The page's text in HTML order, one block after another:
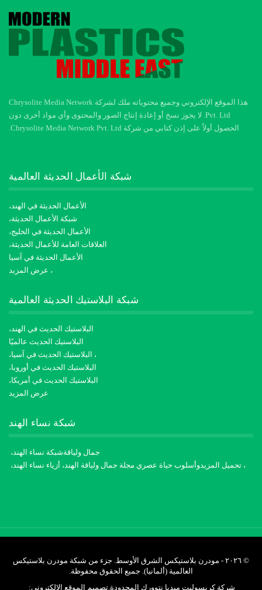
هذا الموقع الإلكتروني وجميع محتوياته ملك لشركة Chrysolite Media Network
Pvt. Ltd. لا يجوز نسخ أو إعادة إنتاج الصور والمحتوى وأي مواد أخرى دون
الحصول أولاً على إذن كتابي من شركة Chrysolite Media Network Pvt. Ltd.
شبكة الأعمال الحديثة العالمية
الأعمال الحديثة في الهند،
شبكة الأعمال الحديثة،
الأعمال الحديثة في الخليج،
العلاقات العامة للأعمال الحديثة،
الأعمال الحديثة في آسيا
، عرض المزيد
شبكة البلاستيك الحديثة العالمية
البلاستيك الحديث في الهند،
البلاستيك الحديث عالميًا
، البلاستيك الحديث في آسيا،
البلاستيك الحديث في أوروبا،
البلاستيك الحديث في أمريكا،
عرض المزيد
شبكة نساء الهند
شبكة نساء الهند،جمال ولياقة
نساء الهند، مجلة جمال ولياقة الهند، أزياء وأسلوب حياة عصري، تحميل المزيد
© ٢٠٢٦ - مودرن بلاستيكس الشرق الأوسط. جزء من شبكة مودرن بلاستيكس
العالمية (ألمانيا). جميع الحقوق محفوظة.
تصميم الموقع الإلكتروني:شركة كريسوليت ميديا ​​نتوورك المحدودة.